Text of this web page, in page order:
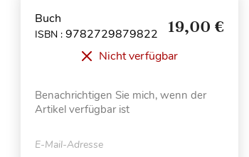
Buch
ISBN : 9782729879822 19,00 €
Nicht verfügbar
Benachrichtigen Sie mich, wenn der
Artikel verfügbar ist
E-Mail-Adresse